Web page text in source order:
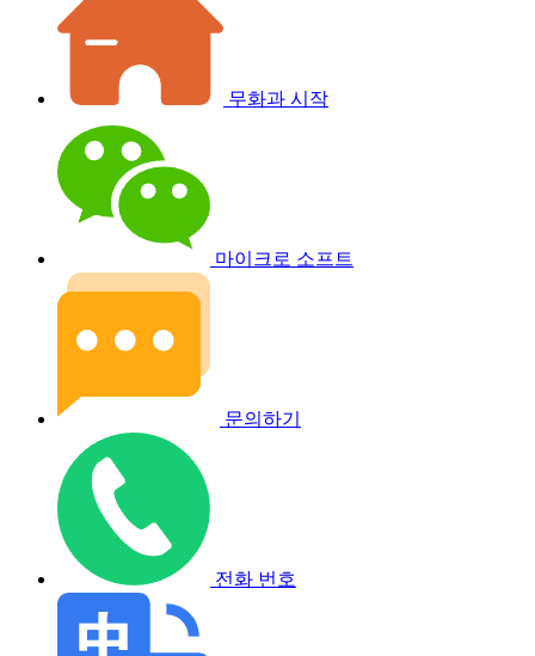
무화과 시작
마이크로 소프트
문의하기
전화 번호